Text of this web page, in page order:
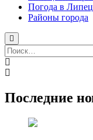
Погода в
Районы города
Найти:
Последние